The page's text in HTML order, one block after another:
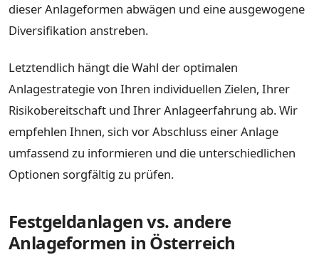
dieser Anlageformen abwägen und eine ausgewogene
Diversifikation anstreben.
Letztendlich hängt die Wahl der optimalen
Anlagestrategie von Ihren individuellen Zielen, Ihrer
Risikobereitschaft und Ihrer Anlageerfahrung ab. Wir
empfehlen Ihnen, sich vor Abschluss einer Anlage
umfassend zu informieren und die unterschiedlichen
Optionen sorgfältig zu prüfen.
Festgeldanlagen vs. andere
Anlageformen in Österreich